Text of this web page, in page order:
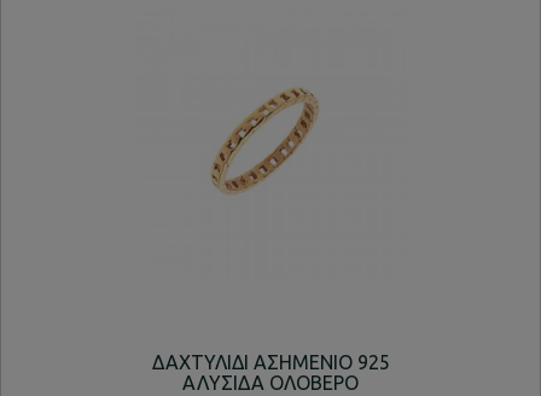
ΔΑΧΤΥΛΙΔΙ ΑΣΗΜΕΝΙΟ 925
ΑΛΥΣΙΔΑ ΟΛΟΒΕΡΟ